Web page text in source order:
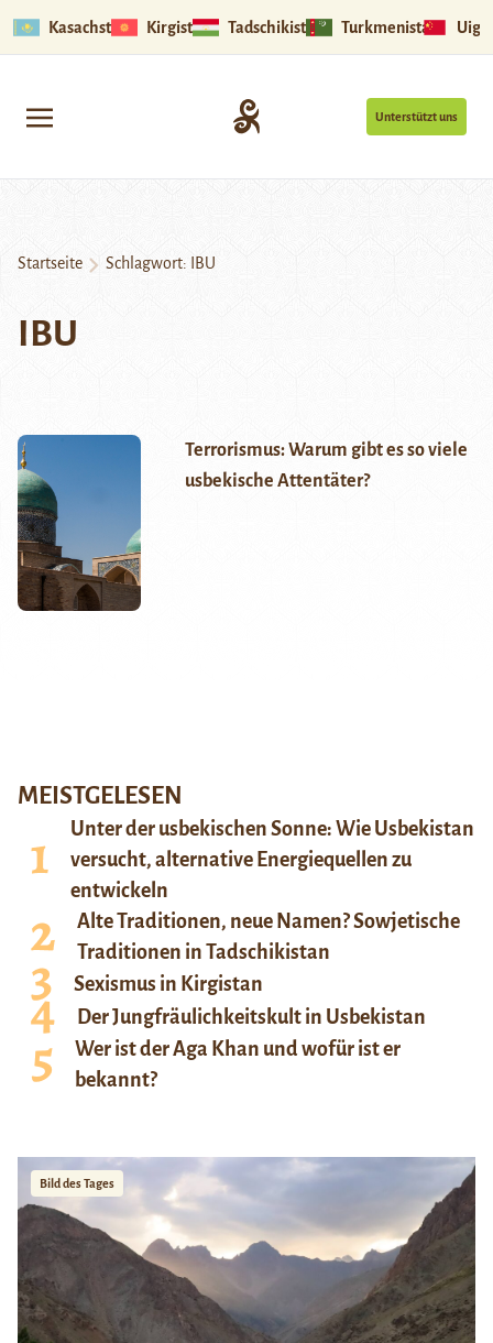
Kasachstan Kirgistan Tadschikistan Turkmenistan
Unterstützt uns
Startseite Schlagwort: IBU
IBU
Terrorismus: Warum gibt es so viele
usbekische Attentäter?
MEISTGELESEN
Unter der usbekischen Sonne: Wie Usbekistan
versucht, alternative Energiequellen zu
entwickeln
Alte Traditionen, neue Namen? Sowjetische
Traditionen in Tadschikistan
Sexismus in Kirgistan
Der Jungfräulichkeitskult in Usbekistan
Wer ist der Aga Khan und wofür ist er
bekannt?
Bild des Tages